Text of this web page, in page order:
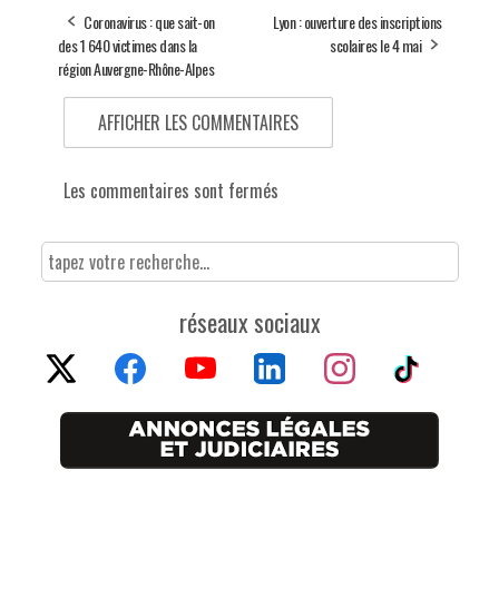
Coronavirus : que sait-on
des 1 640 victimes dans la
région Auvergne-Rhône-Alpes
Lyon : ouverture des inscriptions
scolaires le 4 mai
AFFICHER LES COMMENTAIRES
Les commentaires sont fermés
réseaux sociaux